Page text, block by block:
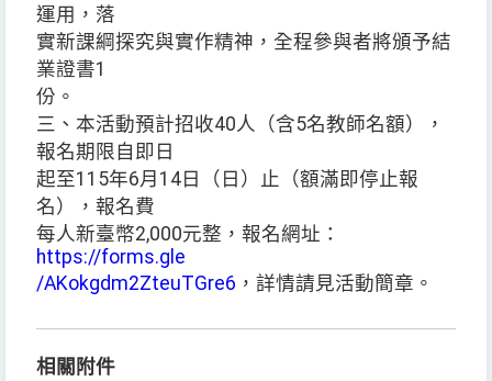
運用，落
實新課綱探究與實作精神，全程參與者將頒予結
業證書1
份。
三、本活動預計招收40人（含5名教師名額），
報名期限自即日
起至115年6月14日（日）止（額滿即停止報
名），報名費
每人新臺幣2,000元整，報名網址：
https://forms.gle
/AKokgdm2ZteuTGre6 ，詳情請見活動簡章。
相關附件